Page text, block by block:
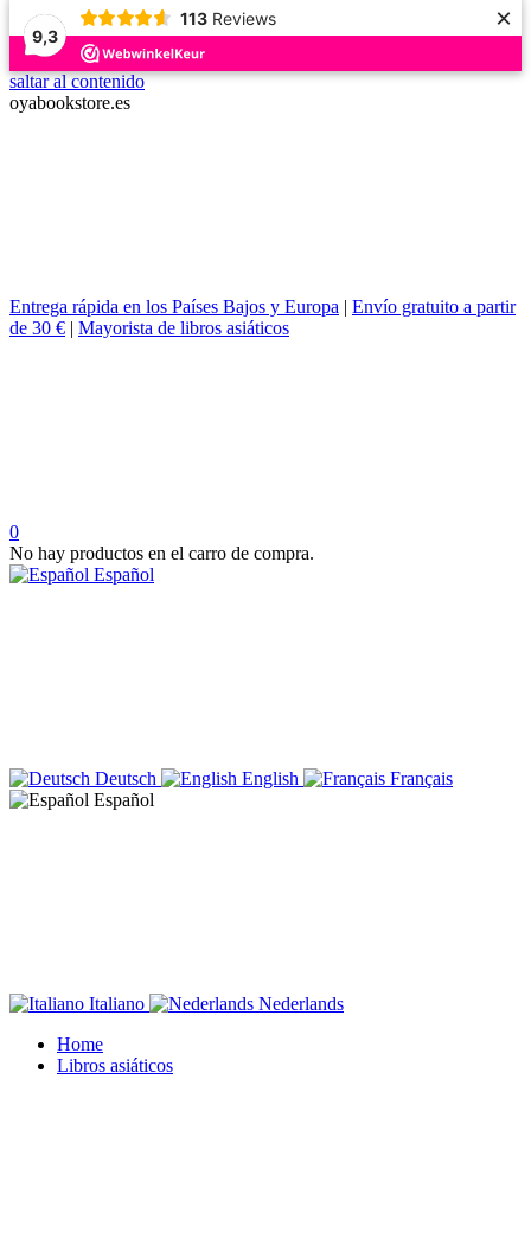
9,3
113 Reviews ×
saltar al contenido
oyabookstore.es
Entrega rápida en los Países Bajos y Europa | Envío gratuito a partir
de 30 € | Mayorista de libros asiáticos
0
No hay productos en el carro de compra.
Español
Deutsch English
Français
Español
Italiano
Nederlands
Home
Libros asiáticos